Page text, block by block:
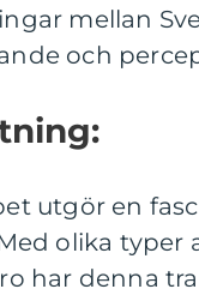
mellan
och
utgör en
olika typer
har denna